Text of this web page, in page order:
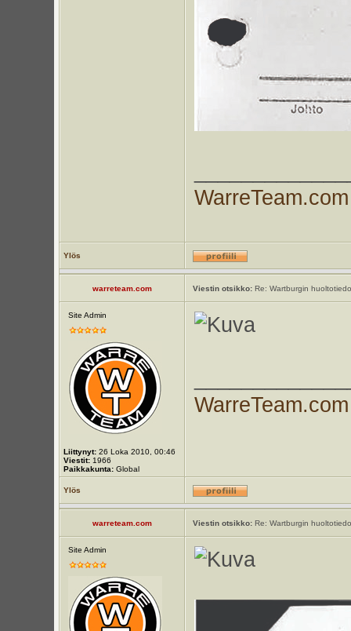
WarreTeam.com
Ylös
warreteam.com Viestin otsikko:Re: Wartburgin
Site Admin
Liittynyt:26 Loka 2010, 00:46
Viestit:1966
Paikkakunta:Global
WarreTeam.com
Ylös
warreteam.com Viestin otsikko:Re: Wartburgin
Site Admin